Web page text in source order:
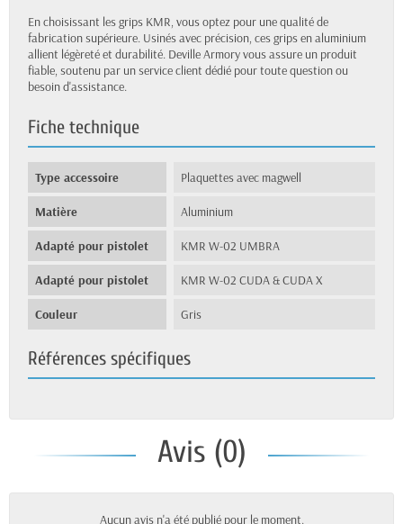
En choisissant les grips KMR, vous optez pour une qualité de
fabrication supérieure. Usinés avec précision, ces grips en aluminium
allient légèreté et durabilité. Deville Armory vous assure un produit
fiable, soutenu par un service client dédié pour toute question ou
besoin d'assistance.
Fiche technique
Type accessoire Plaquettes avec magwell
Matière Aluminium
Adapté pour pistolet KMR W-02 UMBRA
Adapté pour pistolet KMR W-02 CUDA & CUDA X
Couleur Gris
Références spécifiques
Avis (0)
Aucun avis n'a été publié pour le moment.